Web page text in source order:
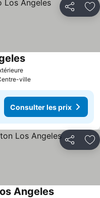
Partager
ville
Consulter les prix
Partager
Angeles